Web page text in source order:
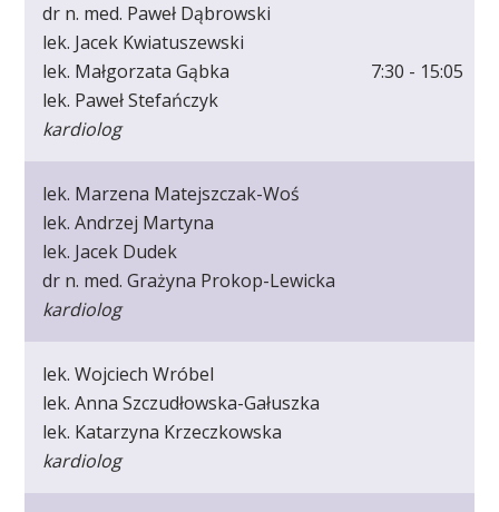
dr n. med. Paweł Dąbrowski
lek. Jacek Kwiatuszewski
lek. Małgorzata Gąbka
lek. Paweł Stefańczyk
kardiolog
7:30 - 15:05
lek. Marzena Matejszczak-Woś
lek. Andrzej Martyna
lek. Jacek Dudek
dr n. med. Grażyna Prokop-Lewicka
kardiolog
lek. Wojciech Wróbel
lek. Anna Szczudłowska-Gałuszka
lek. Katarzyna Krzeczkowska
kardiolog